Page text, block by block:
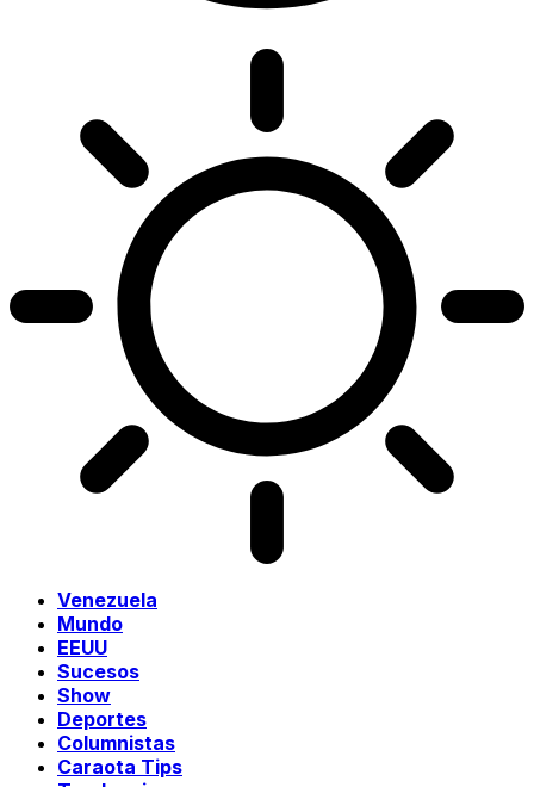
Venezuela
Mundo
EEUU
Sucesos
Show
Deportes
Columnistas
Caraota Tips